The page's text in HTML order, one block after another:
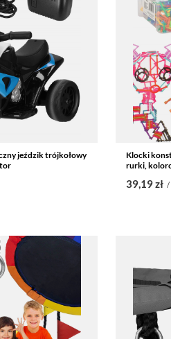
jeździk trójkołowy
Klocki
rurki,
39,19 zł /